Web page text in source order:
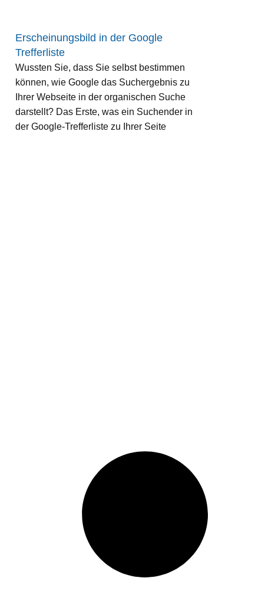
Erscheinungsbild in der Google
Trefferliste
Wussten Sie, dass Sie selbst bestimmen
können, wie Google das Suchergebnis zu
Ihrer Webseite in der organischen Suche
darstellt? Das Erste, was ein Suchender in
der Google-Trefferliste zu Ihrer Seite